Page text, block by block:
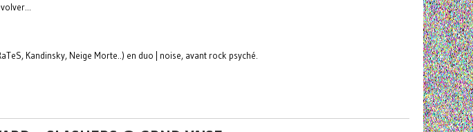
Kandinsky, Neige Morte..) en duo | noise, avant rock psyché.